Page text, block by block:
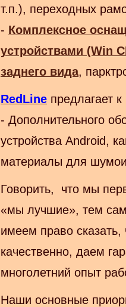
т.п.), переходных
- Комплексное
устройствами (Win
заднего вида,
RedLine предлагает
- Дополнительного
устройства Android,
материалы для
Говорить, что мы
«мы лучшие», тем
имеем право
качественно, даем
многолетний опыт
Наши основные